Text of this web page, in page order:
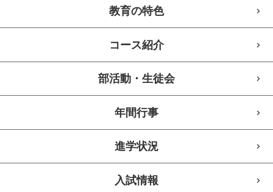
教育の特色
コース紹介
部活動・生徒会
年間行事
進学状況
入試情報